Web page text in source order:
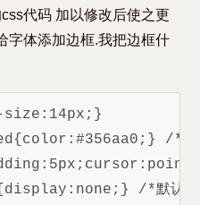
代码 加以修改后使之更
字体添加边框.我把边框什
/*标题
/*默认让第